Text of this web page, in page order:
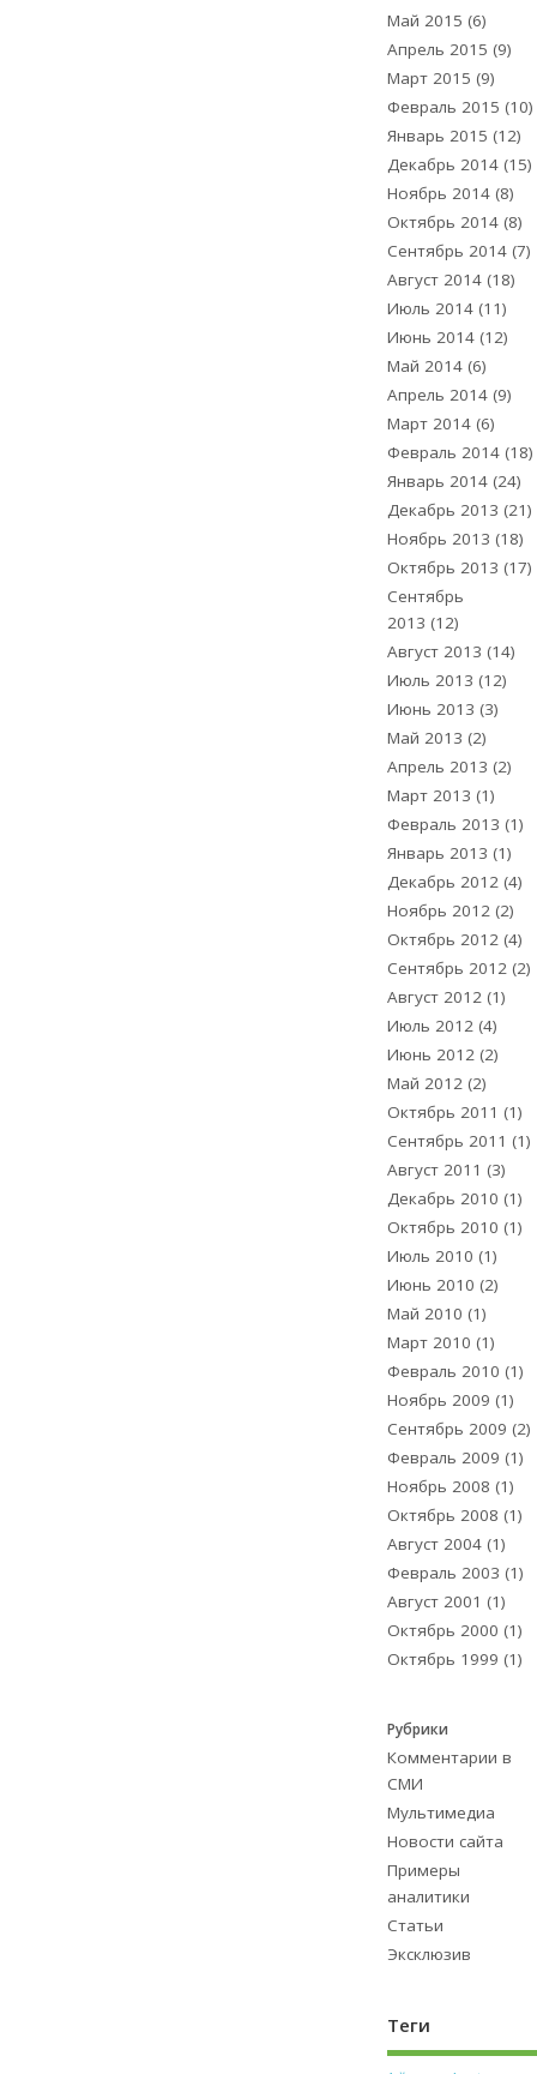
Май 2015 (6)
Апрель 2015 (9)
Март 2015 (9)
Февраль 2015 (10)
Январь 2015 (12)
Декабрь 2014(15)
Ноябрь 2014(8)
Октябрь 2014(8)
Сентябрь 2014(7)
Август 2014(18)
Июль 2014(11)
Июнь 2014(12)
Май 2014(6)
Апрель 2014(9)
Март 2014(6)
Февраль 2014(18)
Январь 2014(24)
Декабрь 2013 (21)
Ноябрь 2013 (18)
Октябрь 2013 (17)
Сентябрь
2013 (12)
Август 2013 (14)
Июль 2013 (12)
Июнь 2013 (3)
Май 2013 (2)
Апрель 2013 (2)
Март 2013 (1)
Февраль 2013 (1)
Январь 2013 (1)
Декабрь 2012(4)
Ноябрь 2012(2)
Октябрь 2012(4)
Сентябрь 2012(2)
Август 2012(1)
Июль 2012(4)
Июнь 2012(2)
Май 2012(2)
Октябрь 2011 (1)
Сентябрь 2011 (1)
Август 2011 (3)
Декабрь 2010 (1)
Октябрь 2010 (1)
Июль 2010 (1)
Июнь 2010 (2)
Май 2010 (1)
Март 2010 (1)
Февраль 2010 (1)
Ноябрь 2009 (1)
Сентябрь 2009 (2)
Февраль 2009 (1)
Ноябрь 2008 (1)
Октябрь 2008 (1)
Август 2004(1)
Февраль 2003 (1)
Август 2001 (1)
Октябрь 2000 (1)
Октябрь 1999 (1)
Рубрики
Комментарии в
СМИ
Мультимедиа
Новости сайта
Примеры
аналитики
Статьи
Эксклюзив
Теги